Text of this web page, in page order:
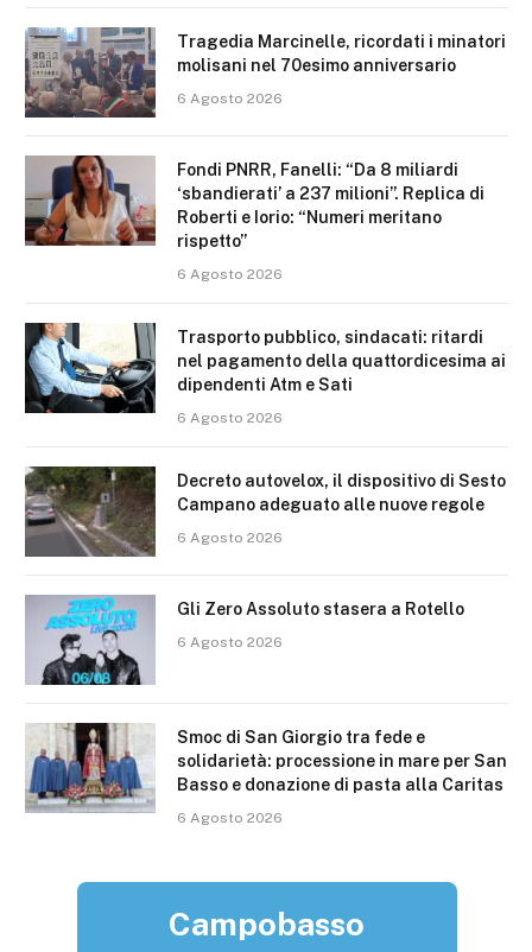
Tragedia Marcinelle, ricordati i minatori
molisani nel 70esimo anniversario
6 Agosto 2026
Fondi PNRR, Fanelli: “Da 8 miliardi
‘sbandierati’ a 237 milioni”. Replica di
Roberti e Iorio: “Numeri meritano
rispetto”
6 Agosto 2026
Trasporto pubblico, sindacati: ritardi
nel pagamento della quattordicesima ai
dipendenti Atm e Sati
6 Agosto 2026
Decreto autovelox, il dispositivo di Sesto
Campano adeguato alle nuove regole
6 Agosto 2026
Gli Zero Assoluto stasera a Rotello
6 Agosto 2026
Smoc di San Giorgio tra fede e
solidarietà: processione in mare per San
Basso e donazione di pasta alla Caritas
6 Agosto 2026
Campobasso